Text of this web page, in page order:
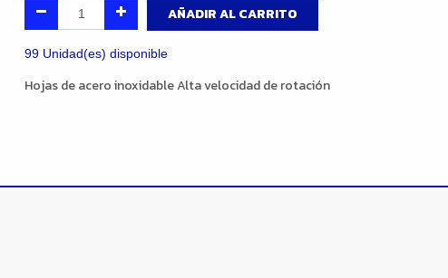
AÑADIR AL CARRITO
99 Unidad(es) disponible
Hojas de acero inoxidable Alta velocidad de rotación